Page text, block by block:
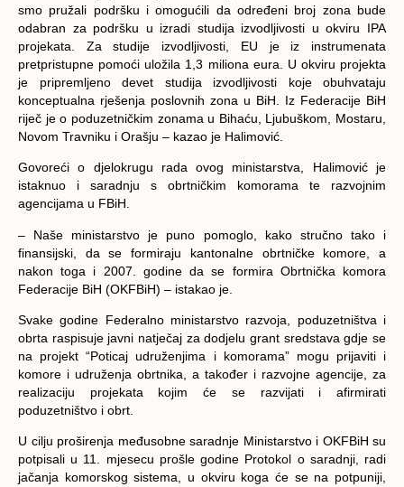
smo pružali podršku i omogućili da određeni broj zona bude
odabran za podršku u izradi studija izvodljivosti u okviru IPA
projekata. Za studije izvodljivosti, EU je iz instrumenata
pretpristupne pomoći uložila 1,3 miliona eura. U okviru projekta
je pripremljeno devet studija izvodljivosti koje obuhvataju
konceptualna rješenja poslovnih zona u BiH. Iz Federacije BiH
riječ je o poduzetničkim zonama u Bihaću, Ljubuškom, Mostaru,
Novom Travniku i Orašju – kazao je Halimović.
Govoreći o djelokrugu rada ovog ministarstva, Halimović je
istaknuo i saradnju s obrtničkim komorama te razvojnim
agencijama u FBiH.
– Naše ministarstvo je puno pomoglo, kako stručno tako i
finansijski, da se formiraju kantonalne obrtničke komore, a
nakon toga i 2007. godine da se formira Obrtnička komora
Federacije BiH (OKFBiH) – istakao je.
Svake godine Federalno ministarstvo razvoja, poduzetništva i
obrta raspisuje javni natječaj za dodjelu grant sredstava gdje se
na projekt “Poticaj udruženjima i komorama” mogu prijaviti i
komore i udruženja obrtnika, a također i razvojne agencije, za
realizaciju projekata kojim će se razvijati i afirmirati
poduzetništvo i obrt.
U cilju proširenja međusobne saradnje Ministarstvo i OKFBiH su
potpisali u 11. mjesecu prošle godine Protokol o saradnji, radi
jačanja komorskog sistema, u okviru koga će se na potpuniji,